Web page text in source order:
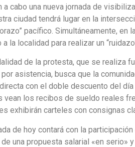
a cabo una nueva jornada de
ciudad tendrá lugar en la
pacífico. Simultáneamente,
a la localidad para realizar un
de la protesta, que se realiza
asistencia, busca que la
con el doble descuento del
vean los recibos de sueldo reales
exhibirán carteles con consignas
de hoy contará con la
una propuesta salarial «en serio»